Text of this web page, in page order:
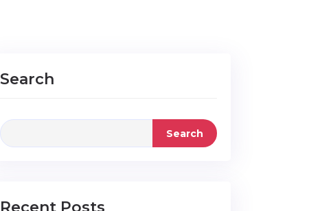
Search
Search
Recent Posts